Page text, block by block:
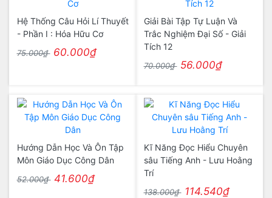
Hệ Thống Câu Hỏi Lí Thuyết
- Phần I : Hóa Hữu Cơ
75.000₫ 60.000₫
Giải Bài Tập Tự Luận Và
Trắc Nghiệm Đại Số - Giải
Tích 12
70.000₫ 56.000₫
Hướng Dẫn Học Và Ôn Tập
Môn Giáo Dục Công Dân
52.000₫ 41.600₫
Kĩ Năng Đọc Hiểu Chuyên
sâu Tiếng Anh - Lưu Hoằng
Trí
138.000₫ 114.540₫